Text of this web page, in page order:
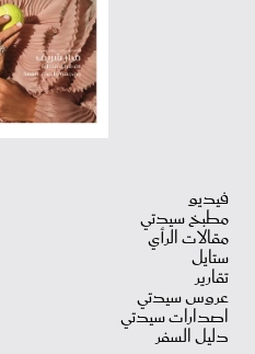
فيديو
مطبخ سيدتي
مقالات الرأي
ستايل
تقارير
عروس سيدتي
اصدارات سيدتي
دليل السفر